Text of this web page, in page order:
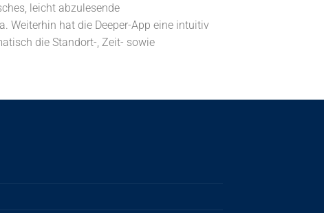
leicht abzulesende
Weiterhin hat die Deeper-App eine intuitiv
die Standort-, Zeit- sowie